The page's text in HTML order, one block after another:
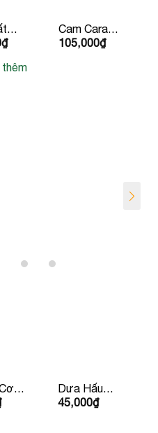
₫
Cam Cara
Ruột Đỏ
105,000₫
thêm
Dưa Hấu
Không Hạt
45,000₫